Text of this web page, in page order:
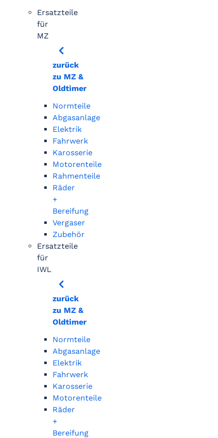
Ersatzteile
für
MZ
zurück
zu MZ &
Oldtimer
Normteile
Abgasanlage
Elektrik
Fahrwerk
Karosserie
Motorenteile
Rahmenteile
Räder
+
Bereifung
Vergaser
Zubehör
Ersatzteile
für
IWL
zurück
zu MZ &
Oldtimer
Normteile
Abgasanlage
Elektrik
Fahrwerk
Karosserie
Motorenteile
Räder
+
Bereifung